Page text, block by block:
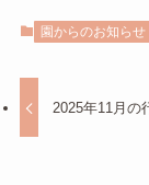
園からのお知らせ
2025年11月の